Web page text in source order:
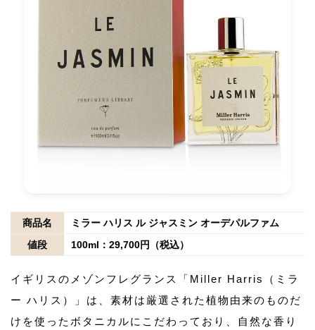
商品名
ミラー ハリス ル ジャスミン オーデパルファム
値段
100ml：29,700円（税込）
イギリスのメゾンフレグランス「Miller Harris（ミラ
ー ハリス）」は、素材は厳選された植物由来のものだ
けを使ったボタニカルにこだわっており、自然な香り